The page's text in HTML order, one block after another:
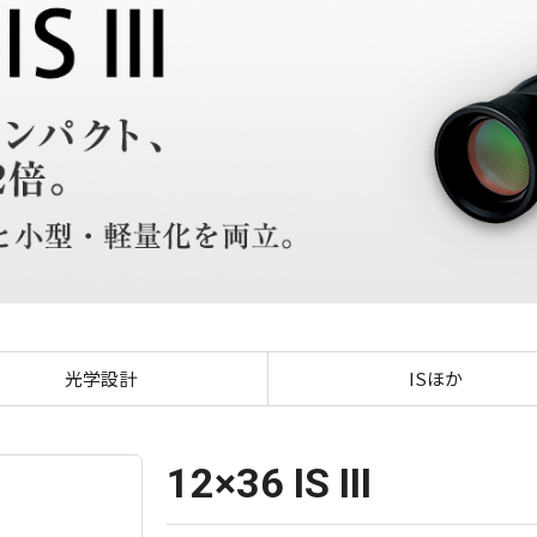
光学設計 ISほか
12×36 IS III